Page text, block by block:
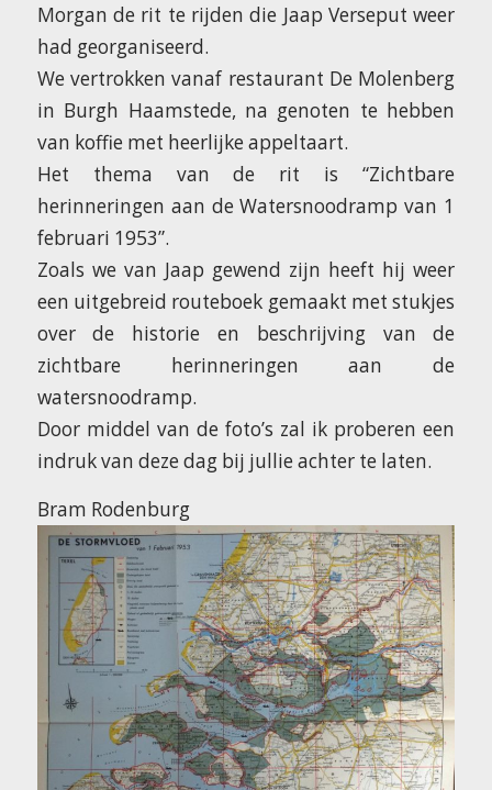
Morgan de rit te rijden die Jaap Verseput weer
had georganiseerd.
We vertrokken vanaf restaurant De Molenberg
in Burgh Haamstede, na genoten te hebben
van koffie met heerlijke appeltaart.
Het thema van de rit is “Zichtbare
herinneringen aan de Watersnoodramp van 1
februari 1953”.
Zoals we van Jaap gewend zijn heeft hij weer
een uitgebreid routeboek gemaakt met stukjes
over de historie en beschrijving van de
zichtbare herinneringen aan de
watersnoodramp.
Door middel van de foto’s zal ik proberen een
indruk van deze dag bij jullie achter te laten.
Bram Rodenburg